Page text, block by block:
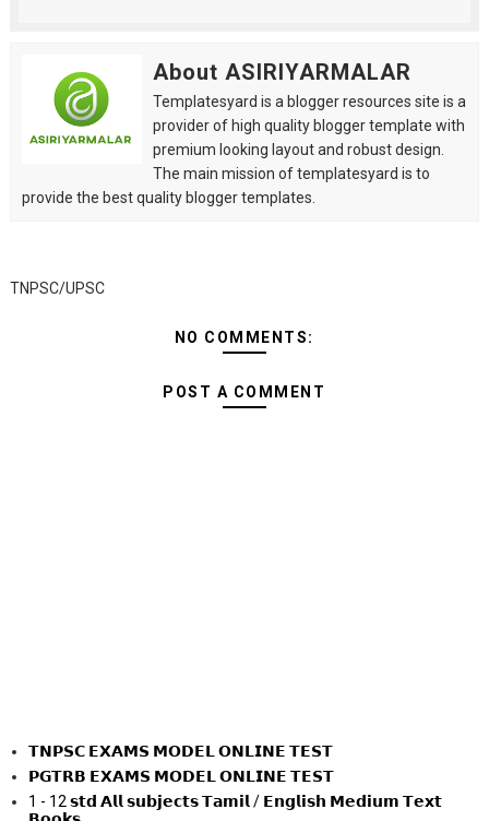
About ASIRIYARMALAR
Templatesyard is a blogger resources site is a
provider of high quality blogger template with
premium looking layout and robust design.
The main mission of templatesyard is to
provide the best quality blogger templates.
TNPSC/UPSC
NO COMMENTS:
POST A COMMENT
𝗧𝗡𝗣𝗦𝗖 𝗘𝗫𝗔𝗠𝗦 𝗠𝗢𝗗𝗘𝗟 𝗢𝗡𝗟𝗜𝗡𝗘 𝗧𝗘𝗦𝗧
𝗣𝗚𝗧𝗥𝗕 𝗘𝗫𝗔𝗠𝗦 𝗠𝗢𝗗𝗘𝗟 𝗢𝗡𝗟𝗜𝗡𝗘 𝗧𝗘𝗦𝗧
1 - 12 𝘀𝘁𝗱 𝗔𝗹𝗹 𝘀𝘂𝗯𝗷𝗲𝗰𝘁𝘀 𝗧𝗮𝗺𝗶𝗹 / 𝗘𝗻𝗴𝗹𝗶𝘀𝗵 𝗠𝗲𝗱𝗶𝘂𝗺 𝗧𝗲𝘅𝘁